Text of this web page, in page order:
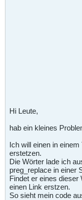
Hi Leute,
hab ein kleines
Ich will einen in
erstetzen.
Die Wörter lade ich
preg_replace in einer
Findet er eines dieser
einen Link erstzen.
So sieht mein code